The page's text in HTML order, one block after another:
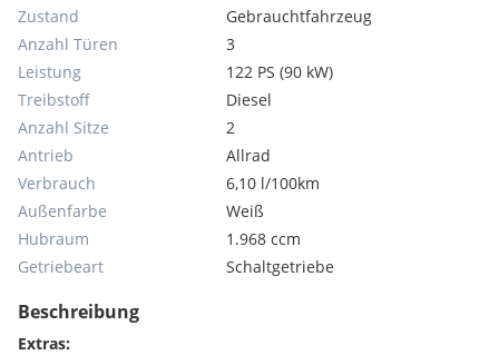
Zustand
Gebrauchtfahrzeug
Anzahl Türen
3
Leistung
122 PS (90 kW)
Treibstoff
Diesel
Anzahl Sitze
2
Antrieb
Allrad
Verbrauch
6,10 l/100km
Außenfarbe
Weiß
Hubraum
1.968 ccm
Getriebeart
Schaltgetriebe
Beschreibung
Extras: